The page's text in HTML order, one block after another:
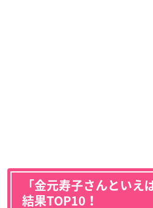
「金元寿子さんといえ
結果TOP10！